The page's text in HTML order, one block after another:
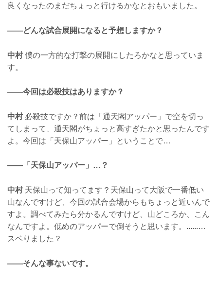
良くなったのまだちょっと行けるかなとおもいました。
——どんな試合展開になると予想しますか？
中村僕の一方的な打撃の展開にしたろかなと思っていま
す。
——今回は必殺技はありますか？
中村必殺技ですか？前は「通天閣アッパー」で空を切っ
てしまって、通天閣がちょっと高すぎたかと思ったんです
よ。今回は「天保山アッパー」ということで…
——「天保山アッパー」…？
中村天保山って知ってます？天保山って大阪で一番低い
山なんですけど、今回の試合会場からもちょっと近いんで
すよ。調べてみたら分かるんですけど、山どころか、こん
なんですよ。低めのアッパーで倒そうと思います。......…
スベりました？
——そんな事ないです。